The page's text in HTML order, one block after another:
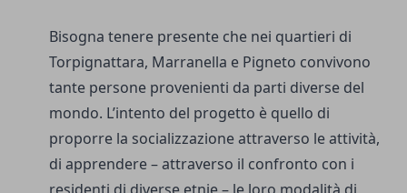
Bisogna tenere presente che nei quartieri di
Torpignattara, Marranella e Pigneto convivono
tante persone provenienti da parti diverse del
mondo. L’intento del progetto è quello di
proporre la socializzazione attraverso le attività,
di apprendere – attraverso il confronto con i